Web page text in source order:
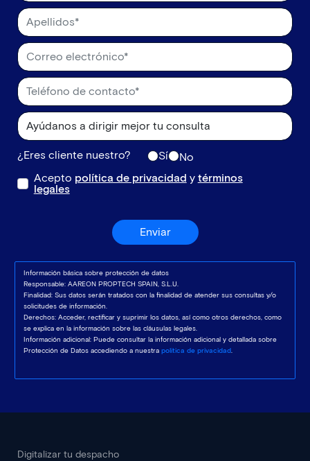
¿Eres cliente nuestro? Sí
No
Acepto política de privacidad y términos
legales
Enviar
Información básica sobre protección de datos
Responsable: AAREON PROPTECH SPAIN, S.L.U.
Finalidad: Sus datos serán tratados con la finalidad de atender sus consultas y/o
solicitudes de información.
Derechos: Acceder, rectificar y suprimir los datos, así como otros derechos, como
se explica en la información sobre las cláusulas legales.
Información adicional: Puede consultar la información adicional y detallada sobre
Protección de Datos accediendo a nuestra política de privacidad.
Digitalizar tu despacho